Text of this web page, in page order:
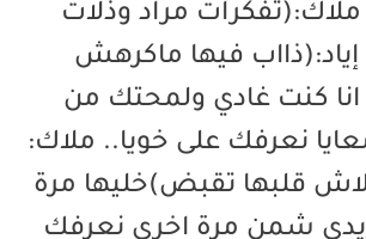
ملاك:(تفكرات مراد وذلات
فيها ماكرهش
كنت غادي ولمحتك من
نعرفك على خويا.. ملاك:
قلبها تقبض)خليها مرة
شمن مرة اخرى نعرفك